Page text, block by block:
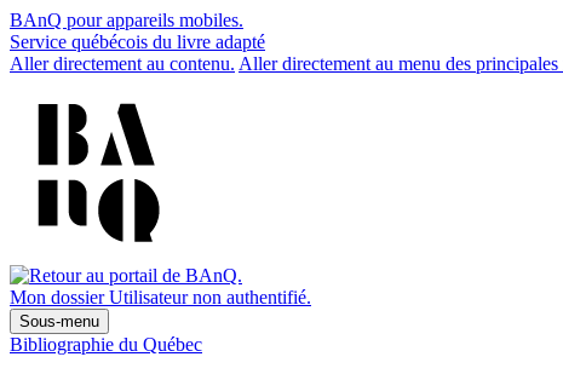
BAnQ pour appareils mobiles.
Service québécois du livre adapté
Aller directement au contenu. Aller directement au menu des principales
Mon dossier Utilisateur non authentifié.
Sous-menu
Bibliographie du Québec